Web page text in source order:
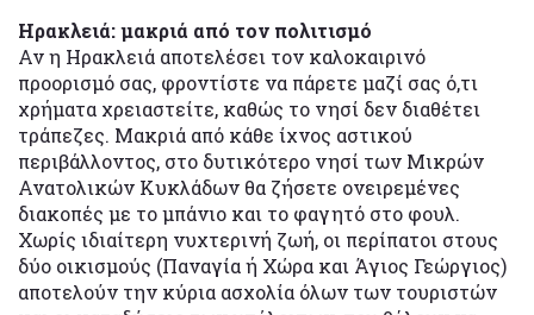
Ηρακλειά: μακριά από τον πολιτισμό
Αν η Ηρακλειά αποτελέσει τον καλοκαιρινό
προορισμό σας, φροντίστε να πάρετε μαζί σας ό,τι
χρήματα χρειαστείτε, καθώς το νησί δεν διαθέτει
τράπεζες. Μακριά από κάθε ίχνος αστικού
περιβάλλοντος, στο δυτικότερο νησί των Μικρών
Ανατολικών Κυκλάδων θα ζήσετε ονειρεμένες
διακοπές με το μπάνιο και το φαγητό στο φουλ.
Χωρίς ιδιαίτερη νυχτερινή ζωή, οι περίπατοι στους
δύο οικισμούς (Παναγία ή Χώρα και Άγιος Γεώργιος)
αποτελούν την κύρια ασχολία όλων των τουριστών